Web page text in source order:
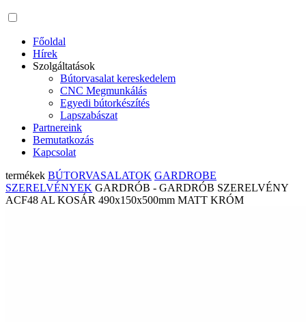
Főoldal
Hírek
Szolgáltatások
Bútorvasalat kereskedelem
CNC Megmunkálás
Egyedi bútorkészítés
Lapszabászat
Partnereink
Bemutatkozás
Kapcsolat
termékek BÚTORVASALATOK GARDROBE
SZERELVÉNYEK GARDRÓB - GARDRÓB SZERELVÉNY
ACF48 AL KOSÁR 490x150x500mm MATT KRÓM